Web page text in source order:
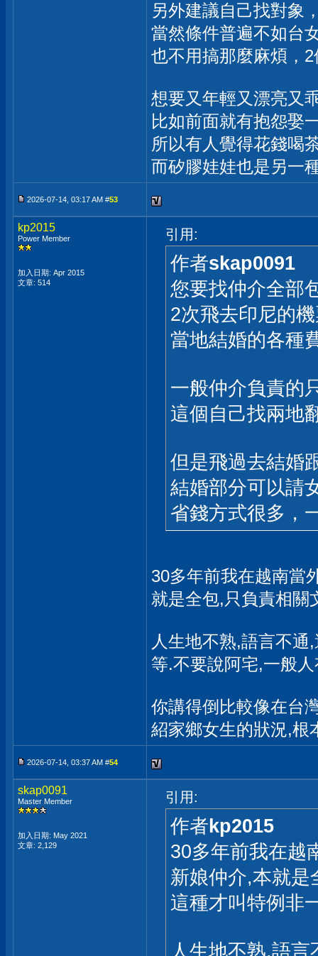
另外建議自己找對象
當然條件普遍不如台
也不用搞那麼麻煩，
想要又年輕又漂亮又
比如前面就有抱怨娶
所以有人覺得花錢喝
而矽膠娃娃也是另一
2026-07-14, 03:17 AM #53
kp2015
Power Member
加入日期: Apr 2015
文章: 514
引用:
作者skap0091
您要找仲介全部
2次飛去印尼的
當地結婚的各種
一般仲介負責的
這個自己找兩地
但是飛過去結婚
結婚部分可以請
省錢方式很多，
30多年前我在越南當
就是全包,只負責相關
人生地不熟,語言不
等.不要說阿宅,一般
你講得倒比較像在台
紹家鄉女生的狀況,根
2026-07-14, 03:37 AM #54
skap0091
Master Member
加入日期: May 2021
文章: 2,129
引用:
作者kp2015
30多年前我在越
新娘仲介,本就是
這種才叫特例非
人生地不熟,語